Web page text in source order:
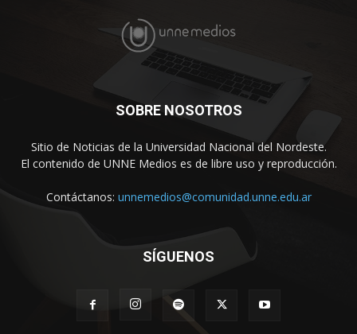
SOBRE NOSOTROS
Sitio de Noticias de la Universidad Nacional del Nordeste.
El contenido de UNNE Medios es de libre uso y reproducción.
Contáctanos: unnemedios@comunidad.unne.edu.ar
SÍGUENOS